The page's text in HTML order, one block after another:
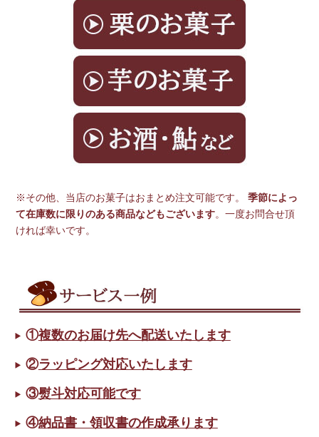
※その他、当店のお菓子はおまとめ注文可能です。 季節によっ
て在庫数に限りのある商品などもございます。一度お問合せ頂
ければ幸いです。
①複数のお届け先へ配送いたします
②ラッピング対応いたします
③熨斗対応可能です
④納品書・領収書の作成承ります